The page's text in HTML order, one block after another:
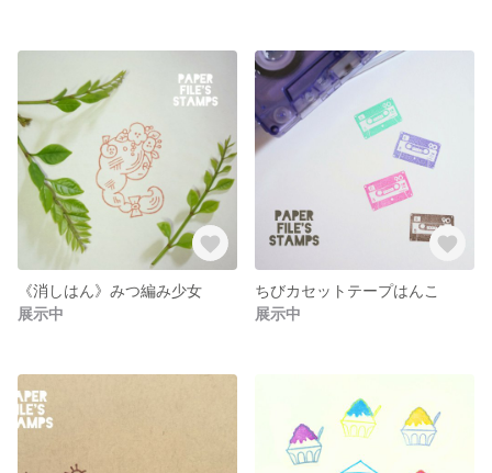
《消しはん》みつ編み少女
展示中
ちびカセットテープはんこ
展示中